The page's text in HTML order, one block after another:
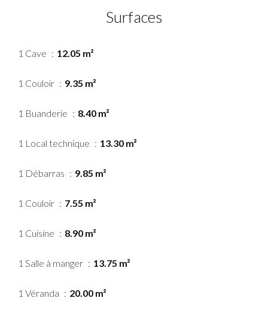
Surfaces
1 Cave 12.05 m²
1 Couloir 9.35 m²
1 Buanderie 8.40 m²
1 Local technique 13.30 m²
1 Débarras 9.85 m²
1 Couloir 7.55 m²
1 Cuisine 8.90 m²
1 Salle à manger 13.75 m²
1 Véranda 20.00 m²